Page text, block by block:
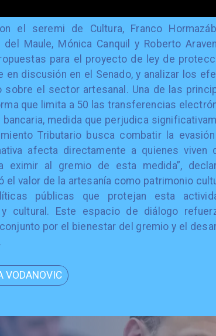
el seremi de Cultura, Franco
Maule, Mónica Canquil y Roberto
para el proyecto de ley de
en discusión en el Senado, y analizar los
sobre el sector artesanal. Una de las
que limita a 50 las transferencias
medida que perjudica
Tributario busca combatir la
afecta directamente a quienes viven
eximir al gremio de esta medida”,
el valor de la artesanía como patrimonio
públicas que protejan esta
cultural. Este espacio de diálogo
por el bienestar del gremio y el
VODANOVIC